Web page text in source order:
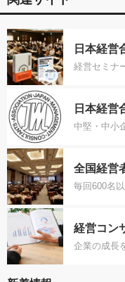
日本経営
経営セミナ
日本経営
中堅・中小
全国経営
毎回600名
経営コン
企業の成長